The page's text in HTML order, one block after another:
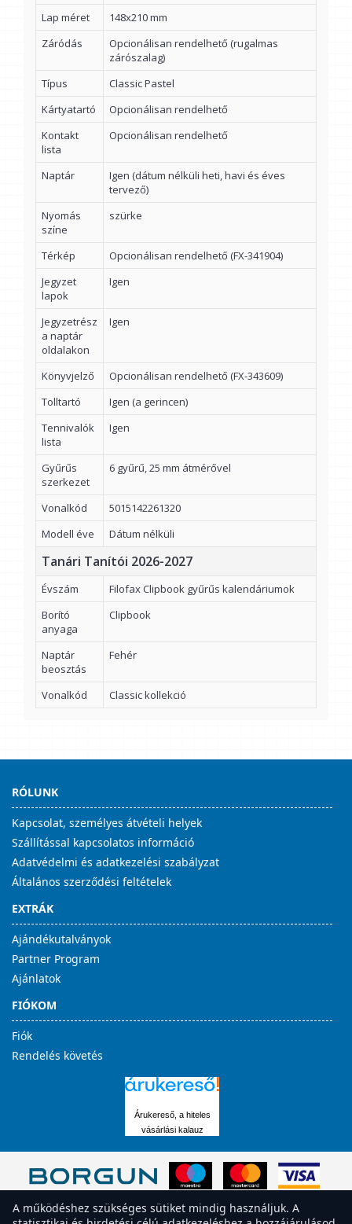
Lap méret
148x210 mm
Záródás
Opcionálisan rendelhető (rugalmas
zárószalag)
Típus
Classic Pastel
Kártyatartó
Opcionálisan rendelhető
Kontakt
lista
Opcionálisan rendelhető
Naptár
Igen (dátum nélküli heti, havi és éves
tervező)
Nyomás
színe
szürke
Térkép
Opcionálisan rendelhető (FX-341904)
Jegyzet
lapok
Igen
Jegyzetrész
a naptár
oldalakon
Igen
Könyvjelző
Opcionálisan rendelhető (FX-343609)
Tolltartó
Igen (a gerincen)
Tennivalók
lista
Igen
Gyűrűs
szerkezet
6 gyűrű, 25 mm átmérővel
Vonalkód
5015142261320
Modell éve
Dátum nélküli
Tanári Tanítói 2026-2027
Évszám
Filofax Clipbook gyűrűs kalendáriumok
Borító
anyaga
Clipbook
Naptár
beosztás
Fehér
Vonalkód Classic kollekció
RÓLUNK
Kapcsolat, személyes átvételi helyek
Szállítással kapcsolatos információ
Adatvédelmi és adatkezelési szabályzat
Általános szerződési feltételek
EXTRÁK
Ajándékutalványok
Partner Program
Ajánlatok
FIÓKOM
Fiók
Rendelés követés
Árukereső, a hiteles
vásárlási kalauz
A működéshez szükséges sütiket mindig használjuk. A